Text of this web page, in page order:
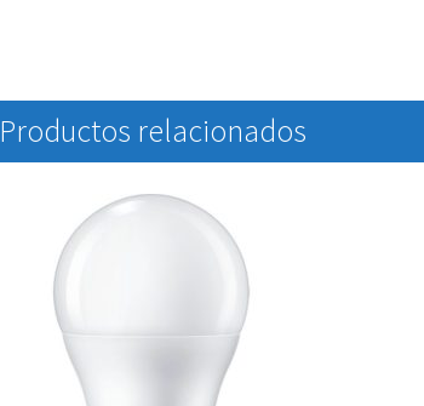
Productos relacionados